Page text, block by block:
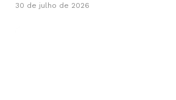
30 de julho de 2026